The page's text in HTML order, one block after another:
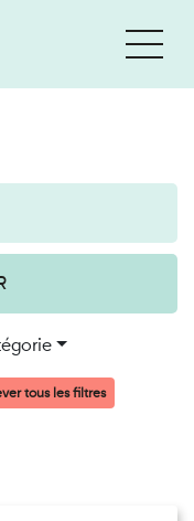
tous les filtres